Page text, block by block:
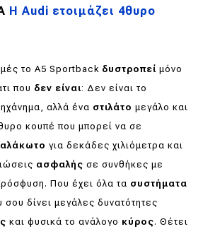
Η Audi ετοιμάζει 4θυρο
το A5 Sportback δυστροπεί μόνο
που δεν είναι: Δεν είναι το
αλλά ένα στιλάτο μεγάλο και
κουπέ που μπορεί να σε
για δεκάδες χιλιόμετρα και
ασφαλής σε συνθήκες με
Που έχει όλα τα συστήματα
σου δίνει μεγάλες δυνατότητες
και φυσικά το ανάλογο κύρος. Θέτει